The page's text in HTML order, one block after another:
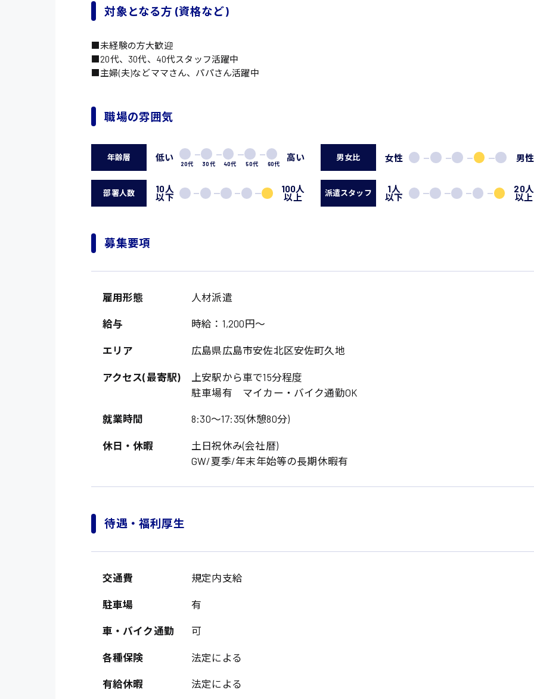
組立、加工
軽作業
介護・医療系
医師
オフィスワーク系
広島市中区
大竹市
福岡県
時給1200円～
対象となる方 (資格など)
■未経験の方大歓迎
■20代、30代、40代スタッフ活躍中
■主婦(夫)などママさん、パパさん活躍中
職場の雰囲気
年齢層 低い
20代 30代 40代 50代 60代
高い 男女比 女性 男性
部署人数 10人
以下
100人
以上 派遣スタッフ 1人
以下
20人
以上
募集要項
雇用形態 人材派遣
給与 時給：1,200円～
エリア 広島県広島市安佐北区安佐町久地
アクセス(最寄駅)
上安駅から車で15分程度
駐車場有 マイカー・バイク通勤OK
就業時間 8:30〜17:35(休憩80分)
休日・休暇
土日祝休み(会社暦)
GW/夏季/年末年始等の長期休暇有
待遇・福利厚生
交通費 規定内支給
駐車場 有
車・バイク通勤 可
各種保険 法定による
有給休暇 法定による